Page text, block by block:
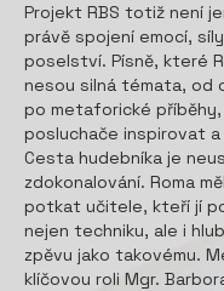
Projekt RBS totiž není
právě spojení emocí,
poselství. Písně, které
nesou silná témata, od
po metaforické
posluchače inspirovat
Cesta hudebníka je
zdokonalování. Roma
potkat učitele, kteří jí
nejen techniku, ale i
zpěvu jako takovému.
klíčovou roli Mgr.